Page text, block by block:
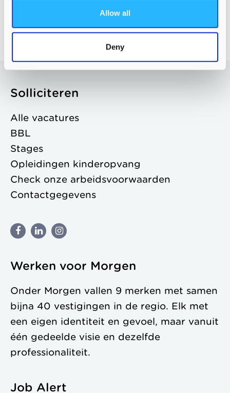
Allow all
Deny
Solliciteren
Alle vacatures
BBL
Stages
Opleidingen kinderopvang
Check onze arbeidsvoorwaarden
Contactgegevens
Werken voor Morgen
Onder Morgen vallen 9 merken met samen
bijna 40 vestigingen in de regio. Elk met
een eigen identiteit en gevoel, maar vanuit
één gedeelde visie en dezelfde
professionaliteit.
Job Alert